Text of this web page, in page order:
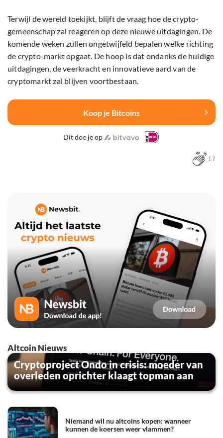
Terwijl de wereld toekijkt, blijft de vraag hoe de crypto-
gemeenschap zal reageren op deze nieuwe uitdagingen. De
komende weken zullen ongetwijfeld bepalen welke richting
de crypto-markt opgaat. De hoop is dat ondanks de huidige
uitdagingen, de veerkracht en innovatieve aard van de
cryptomarkt zal blijven voortbestaan.
Koop je Bitcoins
Dit doe je op
17
Altcoin Nieuws
Cryptoproject Ondo in crisis: moeder van
overleden oprichter klaagt topman aan
Niemand wil nu altcoins kopen: wanneer
kunnen de koersen weer vlammen?